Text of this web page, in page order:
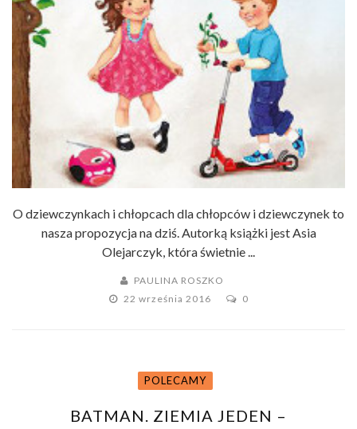
O dziewczynkach i chłopcach dla chłopców i dziewczynek to
nasza propozycja na dziś. Autorką książki jest Asia
Olejarczyk, która świetnie ...
PAULINA ROSZKO
22 września 2016
0
POLECAMY
BATMAN. ZIEMIA JEDEN –